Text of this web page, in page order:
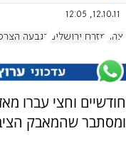
12.10.11, 12:05
יצהר מזרח ירושלים הגבעה
חודשיים וחצי עברו
ומסתבר שהמאבק